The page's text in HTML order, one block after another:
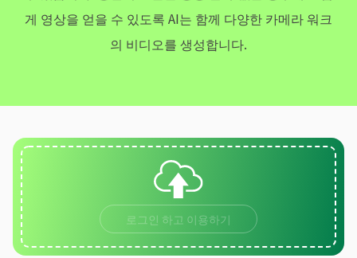
게 영상을 얻을 수 있도록 AI는 함께 다양한 카메라 워크
의 비디오를 생성합니다.
로그인 하고 이용하기